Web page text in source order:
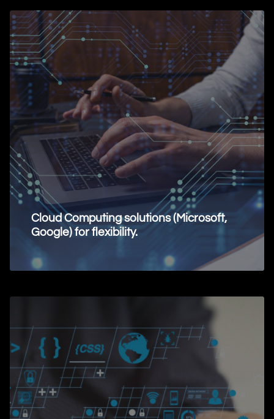
Cloud Computing solutions (Microsoft,
Google) for flexibility.
Request Information